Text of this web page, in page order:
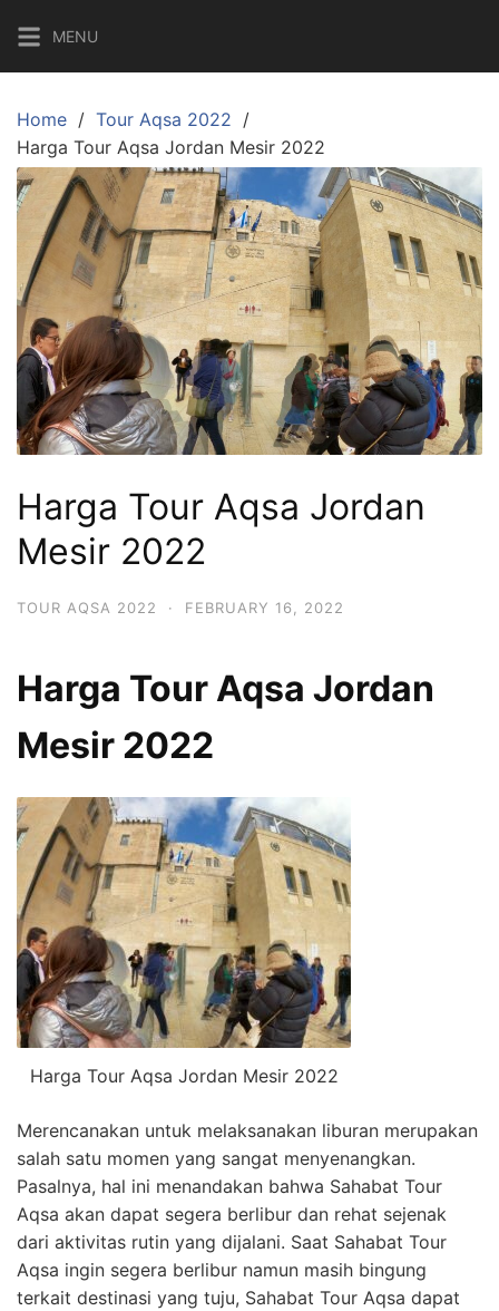
content
MENU
Home
Tour Aqsa 2022
Harga Tour Aqsa Jordan Mesir 2022
Harga Tour Aqsa Jordan
Mesir 2022
TOUR AQSA 2022 · FEBRUARY 16, 2022
Harga Tour Aqsa Jordan
Mesir 2022
Harga Tour Aqsa Jordan Mesir 2022
Merencanakan untuk melaksanakan liburan merupakan
salah satu momen yang sangat menyenangkan.
Pasalnya, hal ini menandakan bahwa Sahabat Tour
Aqsa akan dapat segera berlibur dan rehat sejenak
dari aktivitas rutin yang dijalani. Saat Sahabat Tour
Aqsa ingin segera berlibur namun masih bingung
terkait destinasi yang tuju, Sahabat Tour Aqsa dapat